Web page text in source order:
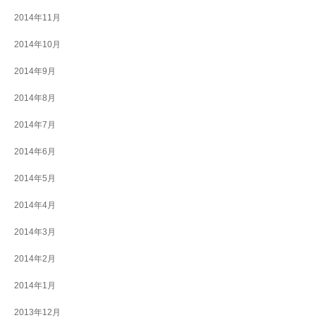
2014年11月
2014年10月
2014年9月
2014年8月
2014年7月
2014年6月
2014年5月
2014年4月
2014年3月
2014年2月
2014年1月
2013年12月